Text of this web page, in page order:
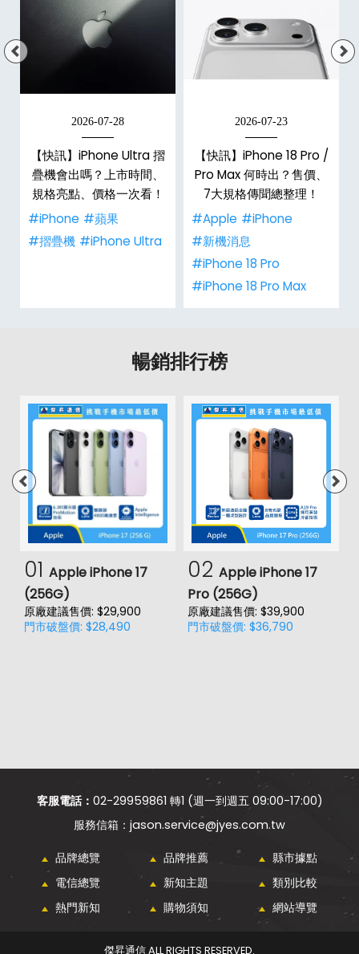
2026-07-28
【快訊】iPhone Ultra 摺
疊機會出嗎？上市時間、
規格亮點、價格一次看！
#iPhone #蘋果
#摺疊機 #iPhone Ultra
2026-07-23
【快訊】iPhone 18 Pro /
Pro Max 何時出？售價、
7大規格傳聞總整理！
#Apple #iPhone
#新機消息
#iPhone 18 Pro
#iPhone 18 Pro Max
暢銷排行榜
01 Apple iPhone 17
(256G)
原廠建議售價: $29,900
門市破盤價: $28,490
02 Apple iPhone 17
Pro (256G)
原廠建議售價: $39,900
門市破盤價: $36,790
客服電話： 02-29959861 轉1 (週一到週五 09:00-17:00)
jason.service@jyes.com.tw
品牌總覽 品牌推薦
縣市據點
電信總覽
新知主題
類別比較
熱門新知
購物須知 網站導覽
傑昇通信 ALL RIGHTS RESERVED.